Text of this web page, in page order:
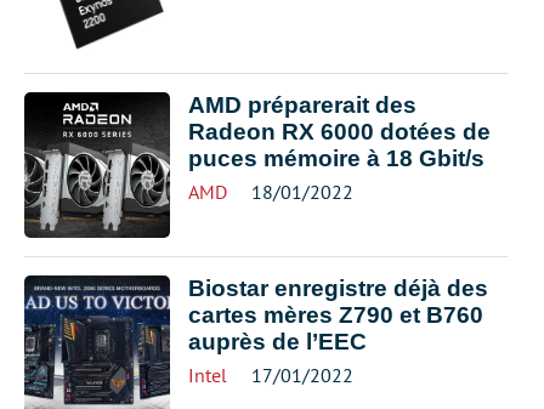
AMD préparerait des
Radeon RX 6000 dotées de
puces mémoire à 18 Gbit/s
AMD 18/01/2022
Biostar enregistre déjà des
cartes mères Z790 et B760
auprès de l’EEC
Intel 17/01/2022